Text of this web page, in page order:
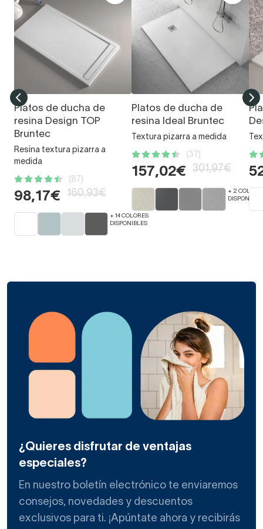
Platos de ducha de
resina Design TOP
Bruntec
Resina textura pizarra a
medida
(87)
98,17€ 160,93€
+ 14 COLORES
DISPONIBLES
Platos de ducha de
resina Ideal Bruntec
Textura pizarra a medida
(37)
157,02€ 301,97€
+ 2
¿Quieres disfrutar de ventajas
especiales?
En nuestro boletín electrónico te enviaremos
consejos, novedades y descuentos
exclusivos para ti. ¡Apúntate ahora y recibirás